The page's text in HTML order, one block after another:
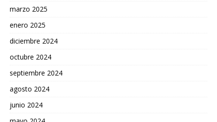
marzo 2025
enero 2025
diciembre 2024
octubre 2024
septiembre 2024
agosto 2024
junio 2024